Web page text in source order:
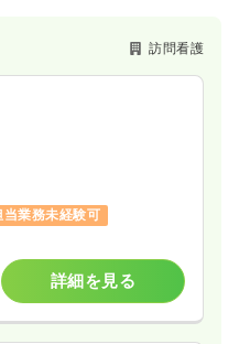
訪問看護
当業務未経験可
詳細を見る